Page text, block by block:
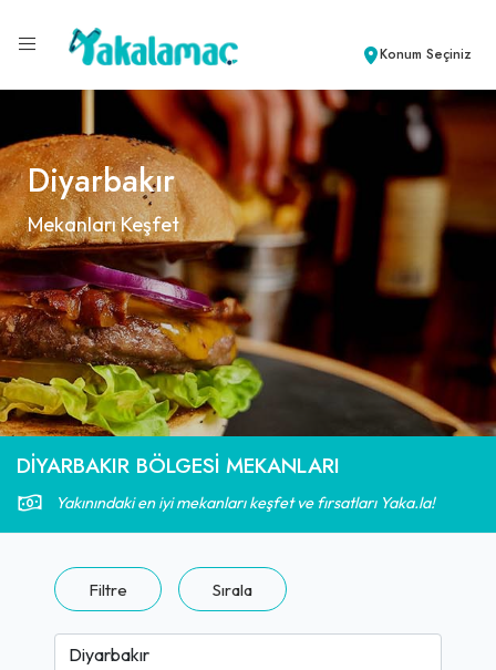
Konum Seçiniz
Diyarbakır
Mekanları Keşfet
DIYARBAKIR BÖLGESI MEKANLARI
Yakınındaki en iyi mekanları keşfet ve fırsatları Yaka.la!
Filtre Sırala